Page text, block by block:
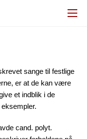
sange til festlige
er at de kan være
et indblik i de
cand. polyt.